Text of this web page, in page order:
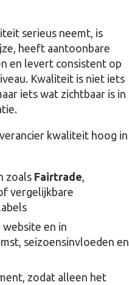
serieus neemt, is
heeft aantoonbare
en levert consistent op
Kwaliteit is niet iets
iets wat zichtbaar is in
kwaliteit hoog in
zoals Fairtrade,
vergelijkbare
en in
seizoensinvloeden en
zodat alleen het